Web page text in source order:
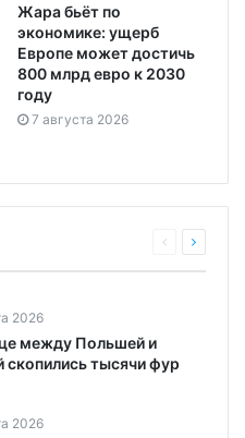
Жара бьёт по
экономике: ущерб
Европе может достичь
800 млрд евро к 2030
году
7 августа 2026
2026
между Польшей и
скопились тысячи фур
2026